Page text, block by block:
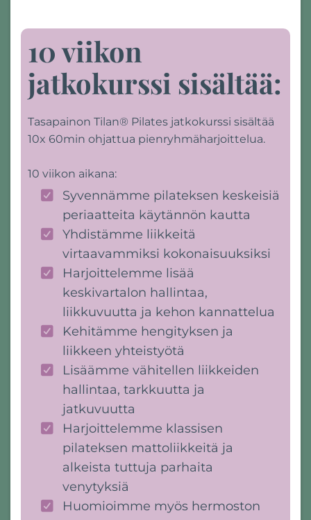
10 viikon
jatkokurssi sisältää:
Tasapainon Tilan® Pilates jatkokurssi sisältää
10x 60min ohjattua pienryhmäharjoittelua.
10 viikon aikana:
Syvennämme pilateksen keskeisiä
periaatteita käytännön kautta
Yhdistämme liikkeitä
virtaavammiksi kokonaisuuksiksi
Harjoittelemme lisää
keskivartalon hallintaa,
liikkuvuutta ja kehon kannattelua
Kehitämme hengityksen ja
liikkeen yhteistyötä
Lisäämme vähitellen liikkeiden
hallintaa, tarkkuutta ja
jatkuvuutta
Harjoittelemme klassisen
pilateksen mattoliikkeitä ja
alkeista tuttuja parhaita
venytyksiä
Huomioimme myös hermoston